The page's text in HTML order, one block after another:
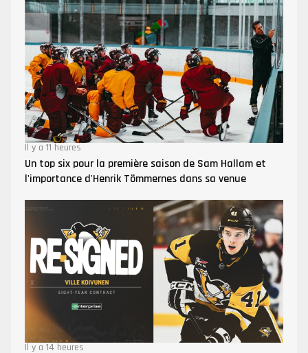
Il y a 11 heures
Un top six pour la première saison de Sam Hallam et
l'importance d'Henrik Tömmernes dans sa venue
Il y a 14 heures